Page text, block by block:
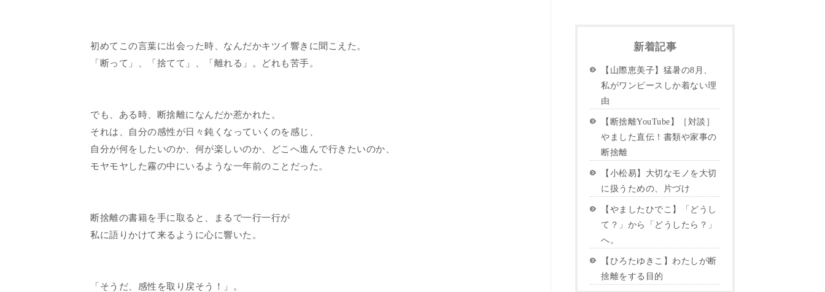
初めてこの言葉に出会った時、なんだかキツイ響きに聞こえた。
「断って」、「捨てて」、「離れる」。どれも苦手。
でも、ある時、断捨離になんだか惹かれた。
それは、自分の感性が日々鈍くなっていくのを感じ、
自分が何をしたいのか、何が楽しいのか、どこへ進んで行きたいのか、
モヤモヤした霧の中にいるような一年前のことだった。
断捨離の書籍を手に取ると、まるで一行一行が
私に語りかけて来るように心に響いた。
「そうだ、感性を取り戻そう！」。
新着記事
【山際恵美子】猛暑の8月、
私がワンピースしか着ない理
由
【断捨離YouTube】［対談］
やました直伝！書類や家事の
断捨離
【小松易】大切なモノを大切
に扱うための、片づけ
【やましたひでこ】「どうし
て？」から「どうしたら？」
へ。
【ひろたゆきこ】わたしが断
捨離をする目的